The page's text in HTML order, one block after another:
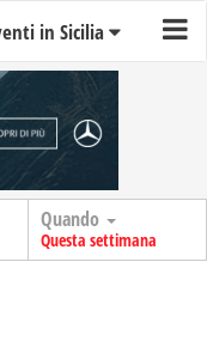
in Sicilia
Quando
Questa settimana